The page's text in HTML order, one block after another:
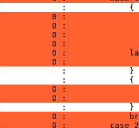
:             {
0 :
0 :
0 :
0 :
0 :
0 :
:             }
:             {
0 :
0 :
:             }
0 :
0 :         case